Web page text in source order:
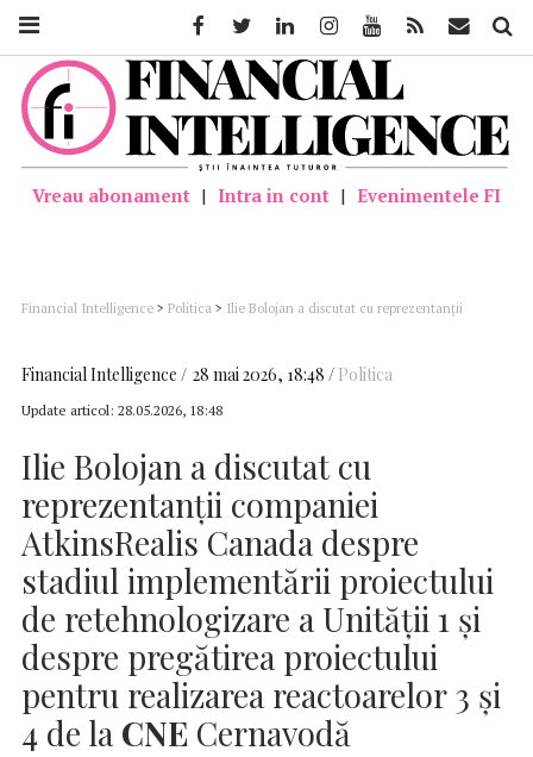
Vreau abonament | Intra in cont | Evenimentele FI
Financial Intelligence > Politica > Ilie Bolojan a discutat cu reprezentanții
reactoarelor 3 și 4 de la CNE Cernavodă
Financial Intelligence 28 mai 2026, 18:48 Politica
Update articol: 28.05.2026, 18:48
Ilie Bolojan a discutat cu
reprezentanții companiei
AtkinsRealis Canada despre
stadiul implementării proiectului
de retehnologizare a Unității 1 și
despre pregătirea proiectului
pentru realizarea reactoarelor 3 și
4 de laCNE Cernavodă
FacebookTwitter LinkedinInstagramYoutube Feed Mail